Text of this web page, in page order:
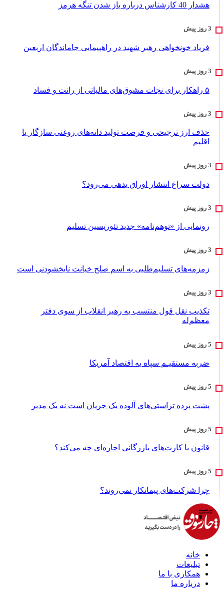
هشدار 40 کارشناس درباره باز شدن تنگه هرمز
فریاد خونخواهی رهبر شهید در راهپیمایی جاماندگان اربعین
۵ راهکار برای نجات مشوق‌های مالیاتی از رانت و فساد
حذف ارز ترجیحی و فرصت تولید دانه‌های روغنی سازگار با
اقلیم
دولت سراغ انتشار اوراق بدهی می‌رود؟
رونمایی از «توهم‌نامه» جدید تئور‌یسین تسلیم
زمزمه‌های تسلیم‌طلبی به اسم صلح خیانت نابخشودنی است
تکذیب نقل قول منتسب به رهبر انقلاب از سوی دفتر
معظم‌له
ضربه مستقیـم سپاه به اقتصاد آمر‌یکا
پشت پرده تراستی‌های آلوده یک جریان است نه یک مدیر
قانون با کارت‌های بازرگانی اجاره‌ای چه می‌کند؟
چرا شرکت‌های پیمانکار نمی‌روند؟
خانه
تبلیغات
همکاری با ما
درباره ما